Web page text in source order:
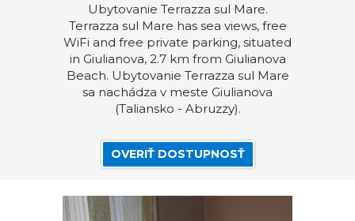
Ubytovanie Terrazza sul Mare.
Terrazza sul Mare has sea views, free
WiFi and free private parking, situated
in Giulianova, 2.7 km from Giulianova
Beach. Ubytovanie Terrazza sul Mare
sa nachádza v meste Giulianova
(Taliansko - Abruzzy).
OVERIŤ DOSTUPNOSŤ